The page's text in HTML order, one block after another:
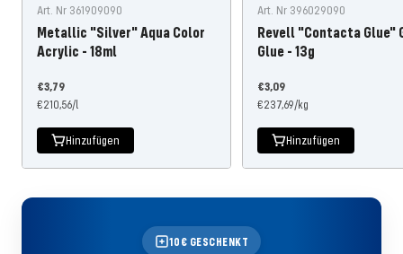
Art. Nr 361909090
Metallic "Silver" Aqua Color
Acrylic - 18ml
Angebotspreis
€3,79
€210,56/l
Hinzufügen
Art. Nr 396029090
Revell "Contacta Glue"
Glue - 13g
Angebotspreis
€3,09
€237,69/kg
Hinzufügen
10€ GESCHENKT